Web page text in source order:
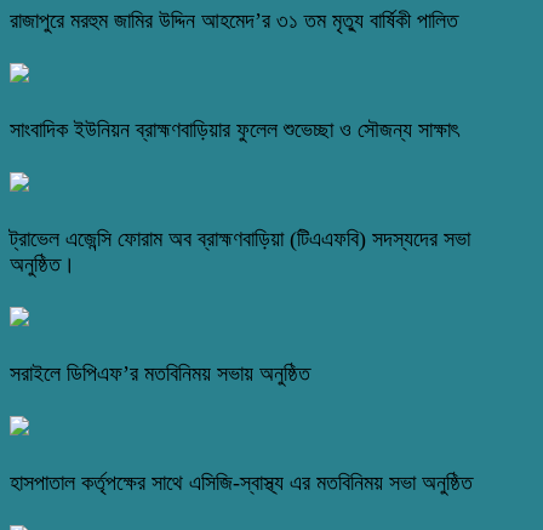
রাজাপুরে মরহুম জামির উদ্দিন আহমেদ’র ৩১ তম মৃত্যু বার্ষিকী পালিত
সাংবাদিক ইউনিয়ন ব্রাহ্মণবাড়িয়ার ফুলেল শুভেচ্ছা ও সৌজন্য সাক্ষাৎ
ট্রাভেল এজেন্সি ফোরাম অব ব্রাহ্মণবাড়িয়া (টিএএফবি) সদস্যদের সভা
অনুষ্ঠিত।
সরাইলে ডিপিএফ’র মতবিনিময় সভায় অনুষ্ঠিত
হাসপাতাল কর্তৃপক্ষের সাথে এসিজি-স্বাস্থ্য এর মতবিনিময় সভা অনুষ্ঠিত